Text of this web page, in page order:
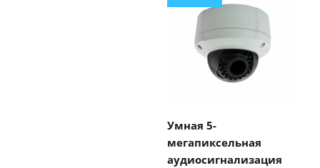
Умная 5-
мегапиксельная
аудиосигнализация